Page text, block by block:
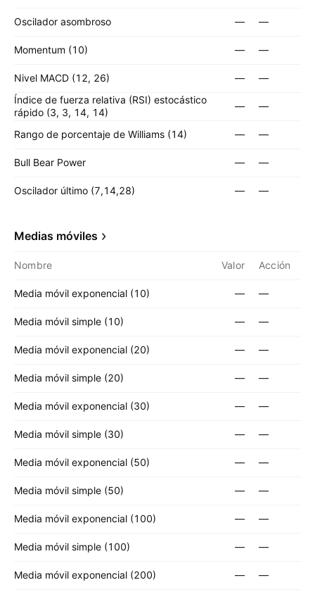
Oscilador asombroso — —
Momentum (10) — —
Nivel MACD (12, 26) —
—
Índice de fuerza relativa (RSI) estocástico
rápido (3, 3, 14, 14)
— —
Rango de porcentaje de Williams (14) — —
Bull Bear Power — —
Oscilador último (7,14,28) — —
Medias móviles
Nombre Valor Acción
Media móvil exponencial (10) — —
Media móvil simple (10) — —
Media móvil exponencial (20) — —
Media móvil simple (20) — —
Media móvil exponencial (30) — —
Media móvil simple (30) — —
Media móvil exponencial (50) — —
Media móvil simple (50) — —
Media móvil exponencial (100) — —
Media móvil simple (100) — —
Media móvil exponencial (200) — —